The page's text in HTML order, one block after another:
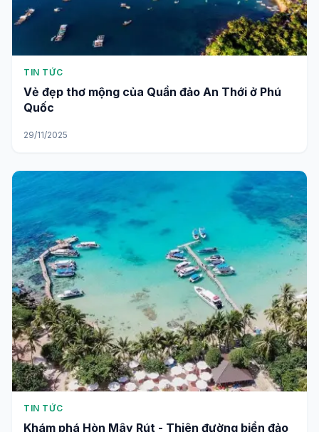
TIN TỨC
Vẻ đẹp thơ mộng của Quần đảo An Thới ở Phú
Quốc
29/11/2025
TIN TỨC
Khám phá Hòn Mây Rút - Thiên đường biển đảo